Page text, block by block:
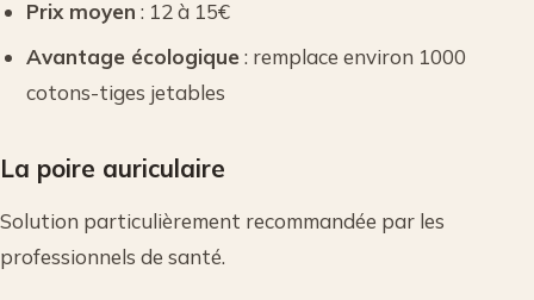
Prix moyen : 12 à 15€
Avantage écologique: remplace environ 1000
cotons-tiges jetables
La poire auriculaire
Solution particulièrement recommandée par les
professionnels de santé.